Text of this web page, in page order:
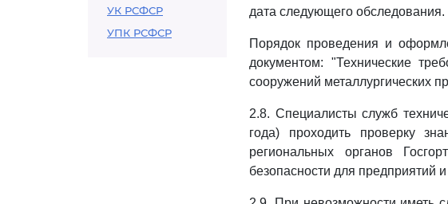
УК РСФСР
УПК РСФСР
дата следующего обследования.
Порядок проведения и
документом: "Технические
сооружений металлургических
2.8. Специалисты служб
года) проходить проверку
региональных органов
безопасности для предприятий